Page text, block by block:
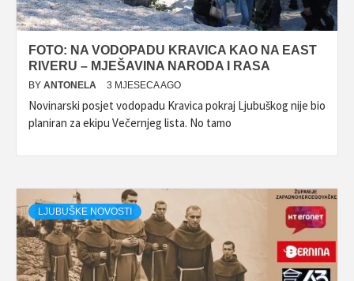
FOTO: NA VODOPADU KRAVICA KAO NA EAST
RIVERU – MJEŠAVINA NARODA I RASA
BY ANTONELA 3 MJESECA AGO
Novinarski posjet vodopadu Kravica pokraj Ljubuškog nije bio
planiran za ekipu Večernjeg lista. No tamo
LJUBUŠKE NOVOSTI